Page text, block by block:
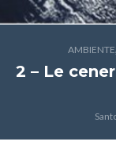
AMBIENTE,
2 – Le